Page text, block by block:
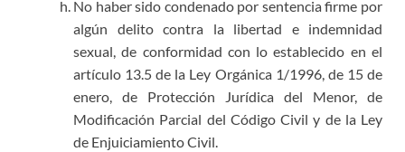
No haber sido condenado por sentencia firme por
algún delito contra la libertad e indemnidad
sexual, de conformidad con lo establecido en el
artículo 13.5 de la Ley Orgánica 1/1996, de 15 de
enero, de Protección Jurídica del Menor, de
Modificación Parcial del Código Civil y de la Ley
de Enjuiciamiento Civil.